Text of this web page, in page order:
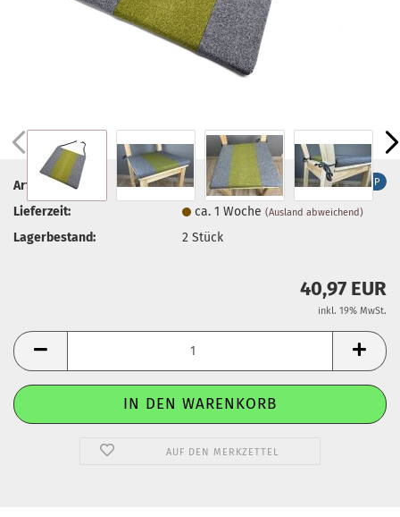
TOP
Art.Nr.:
14
Lieferzeit:
ca. 1 Woche(Ausland abweichend)
Lagerbestand: 2Stück
40,97 EUR
inkl. 19% MwSt.
AUF DEN MERKZETTEL